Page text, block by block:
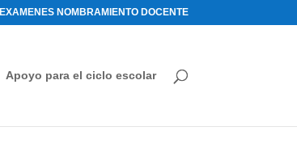
EXAMENES NOMBRAMIENTO DOCENTE
Apoyo para el ciclo escolar